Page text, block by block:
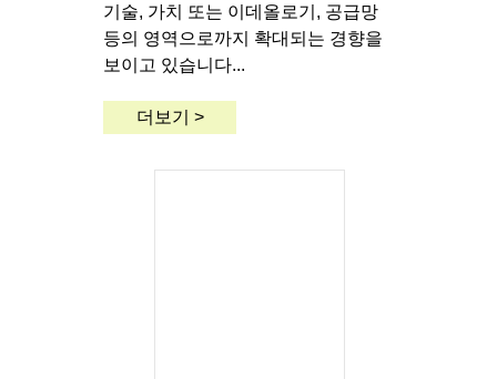
기술, 가치 또는 이데올로기, 공급망
등의 영역으로까지 확대되는 경향을
보이고 있습니다...
더보기 >